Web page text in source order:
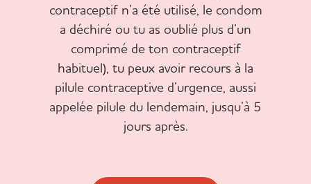
contraceptif n’a été utilisé, le condom
a déchiré ou tu as oublié plus d’un
comprimé de ton contraceptif
habituel), tu peux avoir recours à la
pilule contraceptive d’urgence, aussi
appelée pilule du lendemain, jusqu’à 5
jours après.